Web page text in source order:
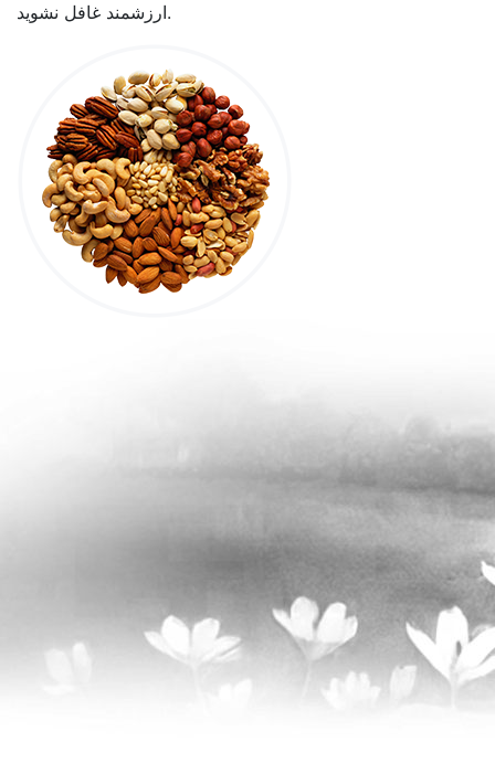
ارزشمند غافل نشوید.